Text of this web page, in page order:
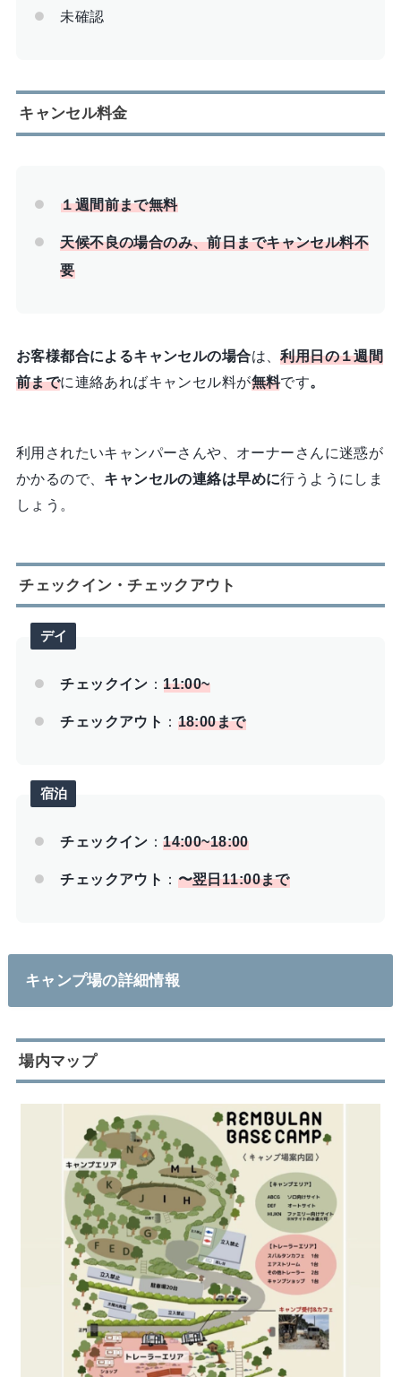
未確認
キャンセル料金
１週間前まで無料
天候不良の場合のみ、前日までキャンセル料不
要
お客様都合によるキャンセルの場合は、利用日の１週間
前までに連絡あればキャンセル料が無料です。
利用されたいキャンパーさんや、オーナーさんに迷惑が
かかるので、 キャンセルの連絡は早めに行うようにしま
しょう。
チェックイン・チェックアウト
デイ
チェックイン ： 11:00~
チェックアウト ： 18:00まで
宿泊
チェックイン ：14:00~18:00
チェックアウト ： 〜翌日11:00まで
キャンプ場の詳細情報
場内マップ